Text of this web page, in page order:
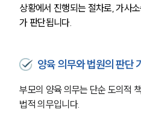
상황에서 진행되는 절차로, 가사
가 판단됩니다.
양육 의무와 법원의 판단
부모의 양육 의무는 단순 도의적
법적 의무입니다.